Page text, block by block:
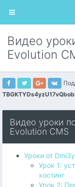
Видео
Evolution
Видео уроки
Evolution CMS
Уроки от
Урок 1:
хостинг
Урок 2: